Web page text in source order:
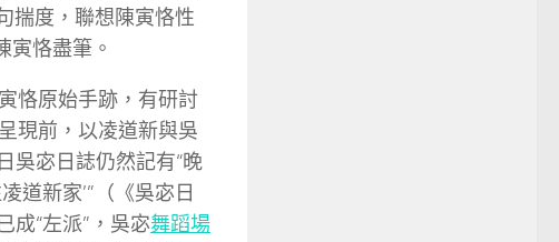
揣度，聯想陳寅恪性
寅恪盡筆。
恪原始手跡，有研討
現前，以凌道新與吳
吳宓日誌仍然記有“晚
道新家’”（《吳宓日
成“左派”，吳宓舞蹈場